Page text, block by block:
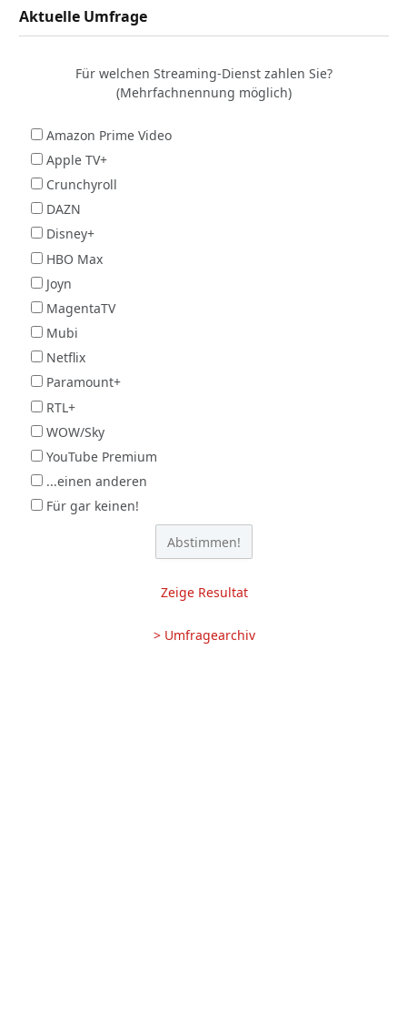
Aktuelle Umfrage
Für welchen Streaming-Dienst zahlen Sie?
(Mehrfachnennung möglich)
Amazon Prime Video
Apple TV+
Crunchyroll
DAZN
Disney+
HBO Max
Joyn
MagentaTV
Mubi
Netflix
Paramount+
RTL+
WOW/Sky
YouTube Premium
...einen anderen
Für gar keinen!
Zeige Resultat
> Umfragearchiv